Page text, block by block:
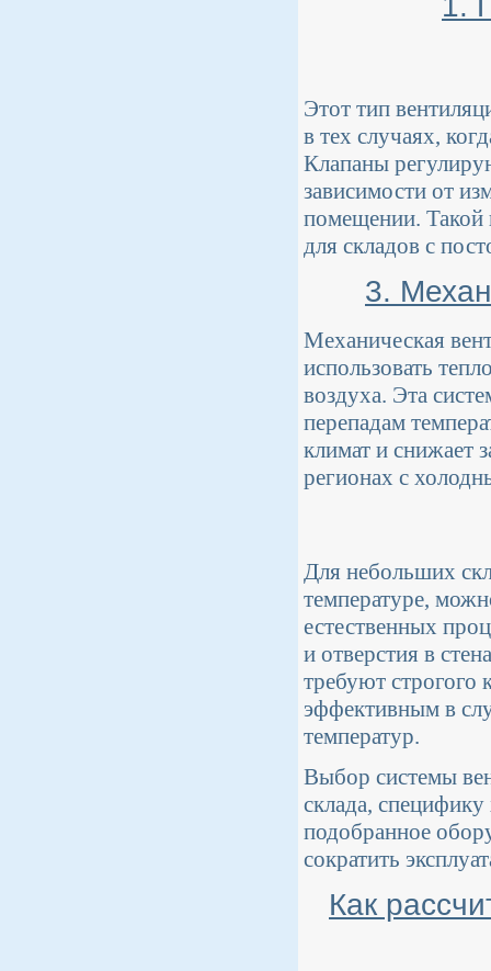
Этот тип
в тех случаях,
Клапаны
зависимости от
помещении. Такой
для складов с
3.
Механическая
использовать
воздуха. Эта
перепадам
климат и снижает
регионах с
Для небольших
температуре,
естественных
и отверстия в
требуют строгого
эффективным в
температур.
Выбор системы
склада,
подобранное
сократить
Как